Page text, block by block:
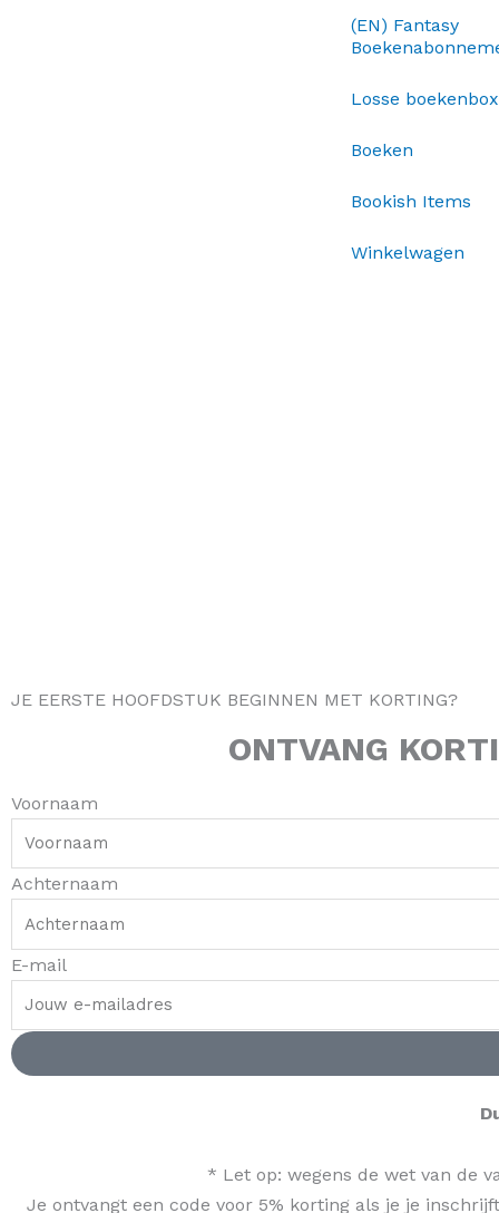
(EN) Fantasy
Losse
Boeken
Bookish Items
Winkelwagen
JE EERSTE HOOFDSTUK BEGINNEN MET KORTING?
ONTVANG
Voornaam
Achternaam
E-mail
* Let op: wegens de wet van de
Je ontvangt een code voor 5% korting als je je